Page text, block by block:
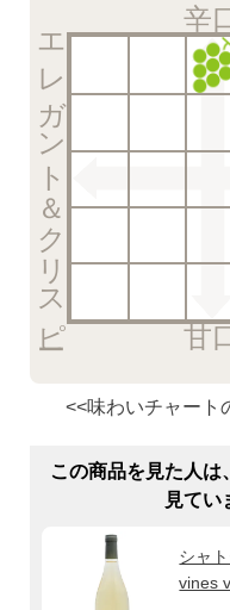
辛
甘
エレガント＆クリスピー
<<味わいチャート
この商品を見た人は
見てい
シャ
vines